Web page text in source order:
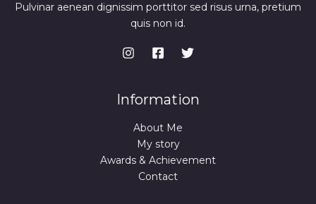
Pulvinar aenean dignissim porttitor sed risus urna, pretium
quis non id.
Information
About Me
My story
Awards & Achievement
Contact